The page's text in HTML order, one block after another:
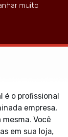
muito
é o profissional
empresa,
Você
em sua loja,